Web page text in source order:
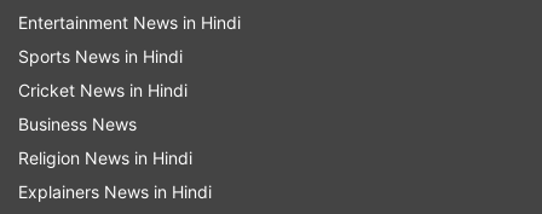
तीसरा पहलगाम में हुआ. मोदी जी ने हर हमले का जवाब इतनी
ताकत से दिया कि आज पूरी दुनिया आश्चर्यचकित होकर देख
रही है और आज पाकिस्तान भयभीत है।'
Entertainment News in Hindi
Sports News in Hindi
Cricket News in Hindi
Business News
Religion News in Hindi
Explainers News in Hindi